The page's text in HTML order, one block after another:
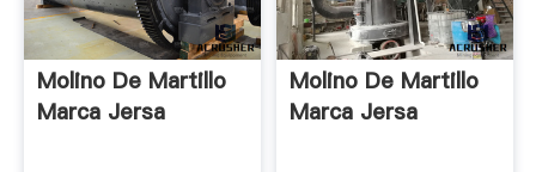
Molino De Martillo
Marca Jersa
Molino De Martillo
Marca Jersa